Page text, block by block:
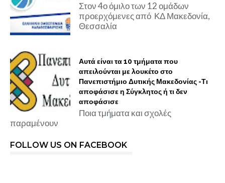
Στον 4ο όμιλο των 12 ομάδων
προερχόμενες από ΚΔ Μακεδονία,
Θεσσαλία
Αυτά είναι τα 10 τμήματα που
απειλούνται με λουκέτο στο
Πανεπιστήμιο Δυτικής Μακεδονίας -Τι
αποφάσισε η Σύγκλητος ή τι δεν
αποφάσισε
Ποια τμήματα και σχολές
παραμένουν
FOLLOW US ON FACEBOOK